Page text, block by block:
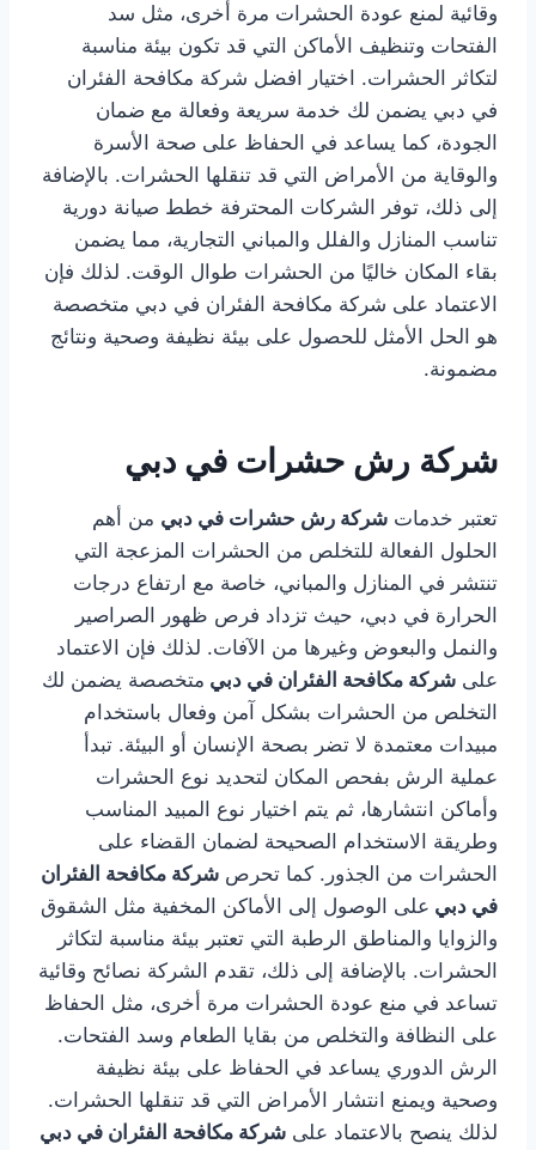
وقائية لمنع عودة الحشرات مرة أخرى، مثل سد
الفتحات وتنظيف الأماكن التي قد تكون بيئة مناسبة
لتكاثر الحشرات. اختيار افضل شركة مكافحة الفئران
في دبي يضمن لك خدمة سريعة وفعالة مع ضمان
الجودة، كما يساعد في الحفاظ على صحة الأسرة
والوقاية من الأمراض التي قد تنقلها الحشرات. بالإضافة
إلى ذلك، توفر الشركات المحترفة خطط صيانة دورية
تناسب المنازل والفلل والمباني التجارية، مما يضمن
بقاء المكان خاليًا من الحشرات طوال الوقت. لذلك فإن
الاعتماد على شركة مكافحة الفئران في دبي متخصصة
هو الحل الأمثل للحصول على بيئة نظيفة وصحية ونتائج
مضمونة.
شركة رش حشرات في دبي
تعتبر خدمات شركة رش حشرات في دبي من أهم
الحلول الفعالة للتخلص من الحشرات المزعجة التي
تنتشر في المنازل والمباني، خاصة مع ارتفاع درجات
الحرارة في دبي، حيث تزداد فرص ظهور الصراصير
والنمل والبعوض وغيرها من الآفات. لذلك فإن الاعتماد
على شركة مكافحة الفئران في دبي متخصصة يضمن لك
التخلص من الحشرات بشكل آمن وفعال باستخدام
مبيدات معتمدة لا تضر بصحة الإنسان أو البيئة. تبدأ
عملية الرش بفحص المكان لتحديد نوع الحشرات
وأماكن انتشارها، ثم يتم اختيار نوع المبيد المناسب
وطريقة الاستخدام الصحيحة لضمان القضاء على
الحشرات من الجذور. كما تحرص شركة مكافحة الفئران
في دبي على الوصول إلى الأماكن المخفية مثل الشقوق
والزوايا والمناطق الرطبة التي تعتبر بيئة مناسبة لتكاثر
الحشرات. بالإضافة إلى ذلك، تقدم الشركة نصائح وقائية
تساعد في منع عودة الحشرات مرة أخرى، مثل الحفاظ
على النظافة والتخلص من بقايا الطعام وسد الفتحات.
الرش الدوري يساعد في الحفاظ على بيئة نظيفة
وصحية ويمنع انتشار الأمراض التي قد تنقلها الحشرات.
لذلك ينصح بالاعتماد على شركة مكافحة الفئران في دبي